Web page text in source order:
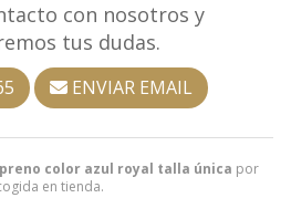
color azul royal talla única por
en tienda.
con nosotros y
tus dudas.
ENVIAR EMAIL